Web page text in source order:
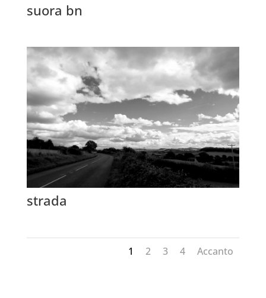
suora bn
strada
1 2 3 4 Accanto